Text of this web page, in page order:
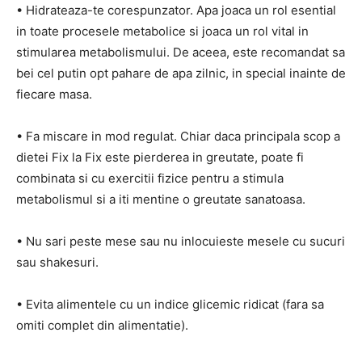
• Hidrateaza-te corespunzator. Apa joaca un rol esential
in toate procesele metabolice si joaca un rol vital in
stimularea metabolismului. De aceea, este recomandat sa
bei cel putin opt pahare de apa zilnic, in special inainte de
fiecare masa.
• Fa miscare in mod regulat. Chiar daca principala scop a
dietei Fix la Fix este pierderea in greutate, poate fi
combinata si cu exercitii fizice pentru a stimula
metabolismul si a iti mentine o greutate sanatoasa.
• Nu sari peste mese sau nu inlocuieste mesele cu sucuri
sau shakesuri.
• Evita alimentele cu un indice glicemic ridicat (fara sa
omiti complet din alimentatie).